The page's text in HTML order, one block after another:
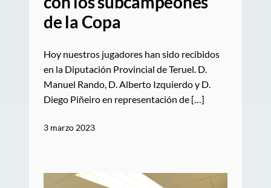
de la Copa
Hoy nuestros jugadores han sido recibidos
en la Diputación Provincial de Teruel. D.
Manuel Rando, D. Alberto Izquierdo y D.
Diego Piñeiro en representación de […]
3 marzo 2023